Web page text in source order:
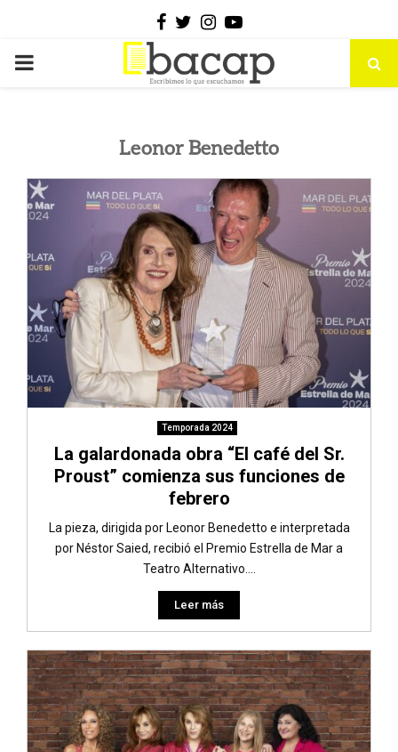
Facebook
Twitter
Instagram
Youtube
PRIMARY
Leonor Benedetto
Temporada 2024
La galardonada obra “El café del Sr.
Proust” comienza sus funciones de
febrero
La pieza, dirigida por Leonor Benedetto e interpretada
por Néstor Saied, recibió el Premio Estrella de Mar a
Teatro Alternativo....
Leer más